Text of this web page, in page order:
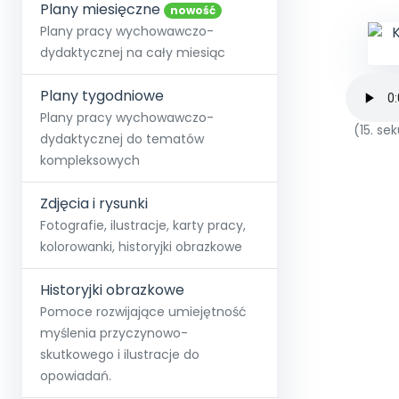
Społeczność
+48 12 631 04 10
kontakt@blizejprzedszkola.pl
O miesięczniku
Strona główna
O Akademii
Akademia
Poznaj pakiet MAX
Testuj przez 7 dni Pełen
Wszystkie projekty
Skontaktuj się
Dodaj wpis
Plany miesięczne nowość
Plany pracy wychowawczo-
dydaktycznej na cały miesiąc
Plany tygodniowe
Plany pracy wychowawczo-
dydaktycznej do tematów
kompleksowych
Zdjęcia i rysunki
Fotografie, ilustracje, karty pracy,
kolorowanki, historyjki obrazkowe
Historyjki obrazkowe
Pomoce rozwijające umiejętność
myślenia przyczynowo-
skutkowego i ilustracje do
opowiadań.
(15.